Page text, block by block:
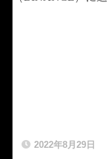
2022年8月29日